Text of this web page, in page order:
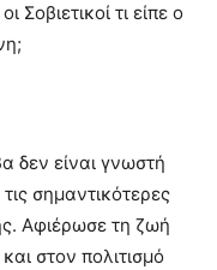
τι είπε ο
δεν είναι γνωστή
σημαντικότερες
Αφιέρωσε τη ζωή
στον πολιτισμό